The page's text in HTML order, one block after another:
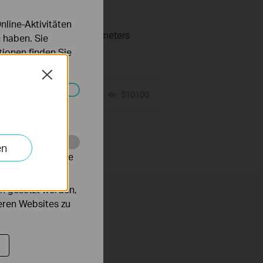
or specification parameters
09-25-2023 510100
Close
Aktivitäten
Sie
finden Sie
nicht
um die
gesetzt werden,
Websites zu